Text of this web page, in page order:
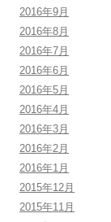
2016年9月
2016年8月
2016年7月
2016年6月
2016年5月
2016年4月
2016年3月
2016年2月
2016年1月
2015年12月
2015年11月